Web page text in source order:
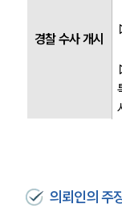
경찰 수사 개시
의뢰인의 주